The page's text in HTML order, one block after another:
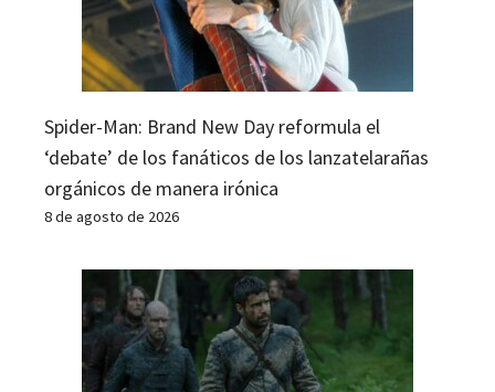
Spider-Man: Brand New Day reformula el
‘debate’ de los fanáticos de los lanzatelarañas
orgánicos de manera irónica
8 de agosto de 2026